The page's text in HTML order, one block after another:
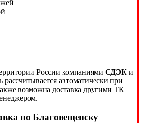
России компаниями СДЭК и
рассчитывается автоматически при
возможна доставка другими ТК
по Благовещенску